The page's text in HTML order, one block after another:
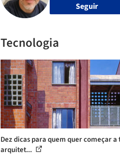
Seguir
Tecnologia
Dez dicas para quem quer começar
arquitet...